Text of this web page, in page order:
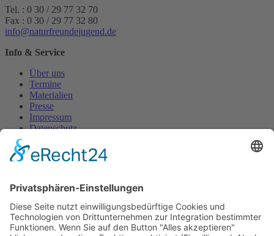
Tel. : 0 30 / 29 77 32 70
Fax : 0 30 / 29 77 32 80
info naturfreundejugend.de
Info & Service
Über uns
Termine
Materialien
Presse
Impressum
Datenschutz
Reisebedingungen
Ukrainian Page
Turkish Page
French Page
Russian Page